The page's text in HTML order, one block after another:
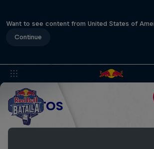
Want to see content from United States of
Continue
EVENTOS